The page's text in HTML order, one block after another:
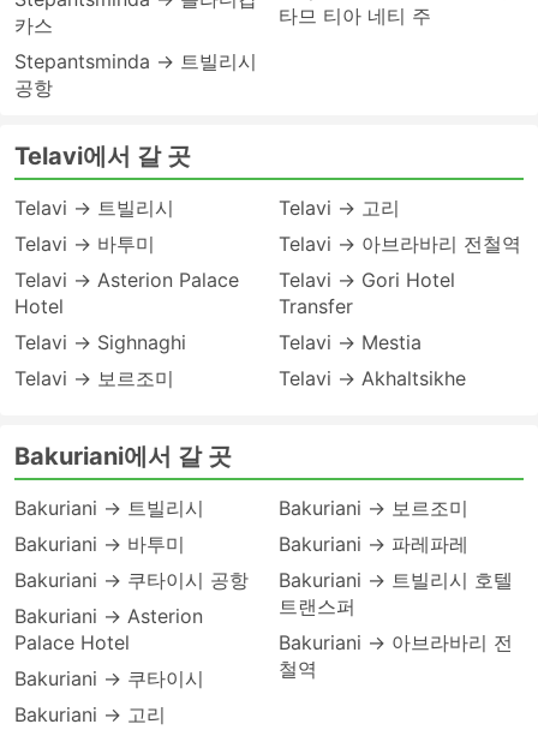
카스
Stepantsminda → 트빌리시
공항
타므 티아 네티 주
Telavi에서 갈 곳
Telavi → 트빌리시
Telavi → 바투미
Telavi → Asterion Palace
Hotel
Telavi → Sighnaghi
Telavi → 보르조미
Telavi → 고리
Telavi → 아브라바리 전철역
Telavi → Gori Hotel
Transfer
Telavi → Mestia
Telavi → Akhaltsikhe
Bakuriani에서 갈 곳
Bakuriani → 트빌리시
Bakuriani → 바투미
Bakuriani → 쿠타이시 공항
Bakuriani → Asterion
Palace Hotel
Bakuriani → 쿠타이시
Bakuriani → 고리
Bakuriani → 보르조미
Bakuriani → 파레파레
Bakuriani → 트빌리시 호텔
트랜스퍼
Bakuriani → 아브라바리 전
철역